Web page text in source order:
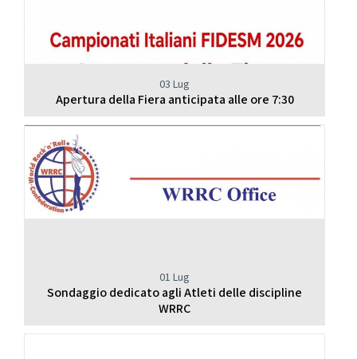
03 Lug
Apertura della Fiera anticipata alle ore 7:30
01 Lug
Sondaggio dedicato agli Atleti delle discipline
WRRC